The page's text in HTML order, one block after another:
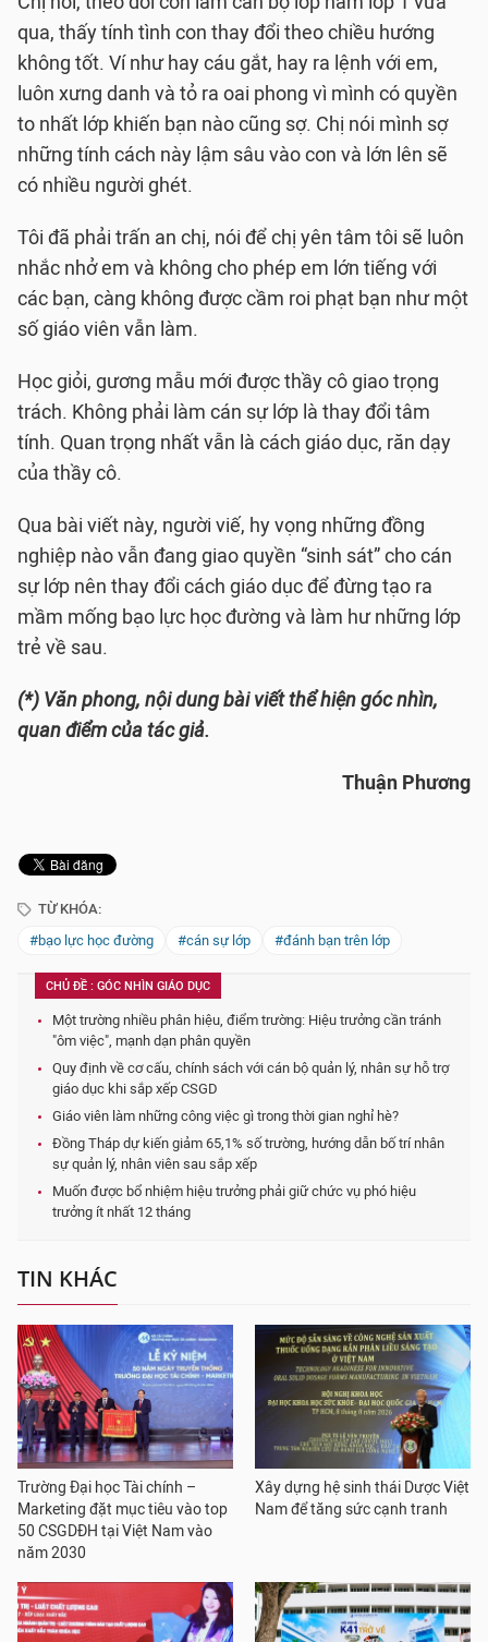
qua, thấy tính tình con thay đổi theo chiều hướng
không tốt. Ví như hay cáu gắt, hay ra lệnh với em,
luôn xưng danh và tỏ ra oai phong vì mình có quyền
to nhất lớp khiến bạn nào cũng sợ. Chị nói mình sợ
những tính cách này lậm sâu vào con và lớn lên sẽ
có nhiều người ghét.
Tôi đã phải trấn an chị, nói để chị yên tâm tôi sẽ luôn
nhắc nhở em và không cho phép em lớn tiếng với
các bạn, càng không được cầm roi phạt bạn như một
số giáo viên vẫn làm.
Học giỏi, gương mẫu mới được thầy cô giao trọng
trách. Không phải làm cán sự lớp là thay đổi tâm
tính. Quan trọng nhất vẫn là cách giáo dục, răn dạy
của thầy cô.
Qua bài viết này, người viế, hy vọng những đồng
nghiệp nào vẫn đang giao quyền “sinh sát” cho cán
sự lớp nên thay đổi cách giáo dục để đừng tạo ra
mầm mống bạo lực học đường và làm hư những lớp
trẻ về sau.
(*) Văn phong, nội dung bài viết thể hiện góc nhìn,
quan điểm của tác giả.
Thuận Phương
TỪ KHÓA:
#bạo lực học đường
#cán sự lớp #đánh bạn trên lớp
CHỦ ĐỀ : GÓC NHÌN GIÁO DỤC
Một trường nhiều phân hiệu, điểm trường: Hiệu trưởng cần tránh
"ôm việc", mạnh dạn phân quyền
Quy định về cơ cấu, chính sách với cán bộ quản lý, nhân sự hỗ trợ
giáo dục khi sắp xếp CSGD
Giáo viên làm những công việc gì trong thời gian nghỉ hè?
Đồng Tháp dự kiến giảm 65,1% số trường, hướng dẫn bố trí nhân
sự quản lý, nhân viên sau sắp xếp
Muốn được bổ nhiệm hiệu trưởng phải giữ chức vụ phó hiệu
trưởng ít nhất 12 tháng
TIN KHÁC
Trường Đại học Tài chính –
Marketing đặt mục tiêu vào top
50 CSGDĐH tại Việt Nam vào
năm 2030
Xây dựng hệ sinh thái Dược Việt
Nam để tăng sức cạnh tranh